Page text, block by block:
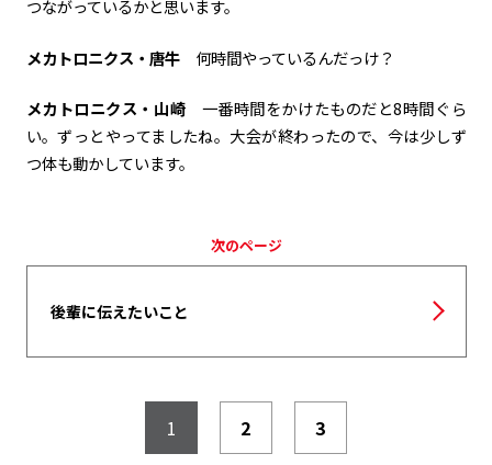
つながっているかと思います。
メカトロニクス・唐牛 何時間やっているんだっけ？
メカトロニクス・山崎 一番時間をかけたものだと8時間ぐら
い。ずっとやってましたね。大会が終わったので、今は少しず
つ体も動かしています。
次のページ
後輩に伝えたいこと
1 2 3